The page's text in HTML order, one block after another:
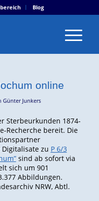
Blog
online
Günter Junkers
Sterbeurkunden 1874-
Recherche bereit. Die
zu P 6/3
sind ab sofort via
sich um 901
Abbildungen.
NRW, Abtl.